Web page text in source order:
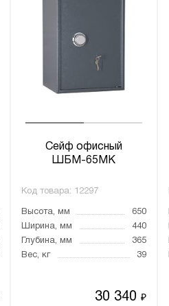
Сейф офисный
ШБМ-65МК
Код товара: 12297
Высота, мм
650
Ширина, мм
440
Глубина, мм
365
Вес, кг
39
30 340₽